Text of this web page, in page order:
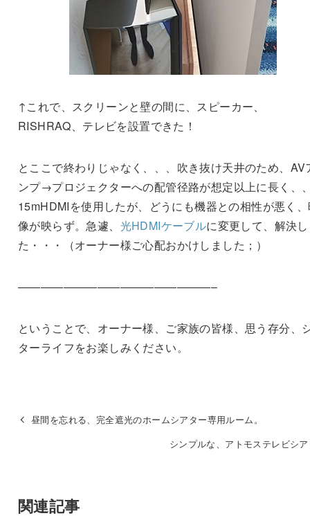
↑これで、スクリーンと壁の間に、スピーカー、
RISHRAQ、テレビを設置できた！
とここで終わりじゃなく、、、吹き抜け天井のため、AV
ンプ→プロジェクターへの配管径路が想定以上に長く、
15mHDMIを使用したが、どうにも機器との相性が悪く
像が映らず。急遽、 光HDMIケーブルに変更して、解決し
た・・・（オーナー様ご心配おかけしました；）
—————————————————–
ということで、オーナー様、ご家族の皆様、思う存分、
ターライフをお楽しみください。
昼間を忘れる、完全遮光のホームシアター専用ルーム。
シンプルな、アトモステレビシ
関連記事